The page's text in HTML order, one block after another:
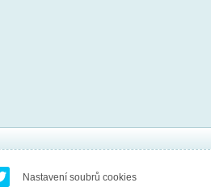
Nastavení soubrů cookies